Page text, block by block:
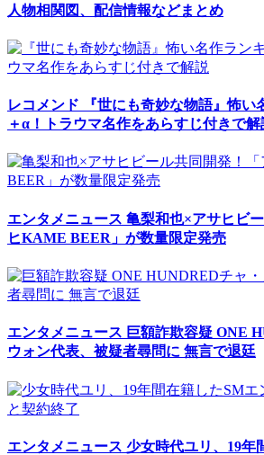
人物相関図、配信情報などまとめ
レコメンド 『世にも奇妙な物語』怖い
＋α！トラウマ名作をあらすじ付きで解
エンタメニュース 亀梨和也×アサヒビ
ヒKAME BEER」が数量限定発売
エンタメニュース 巨額詐欺容疑 ONE
ウォン代表、被疑者尋問に 無言で退廷
エンタメニュース 少女時代ユリ、19年